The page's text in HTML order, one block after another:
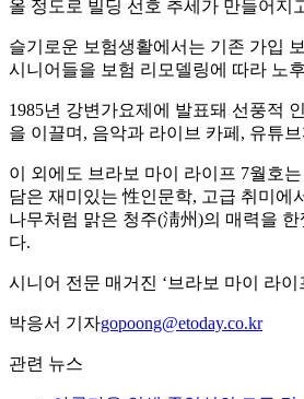
올 정도로 빌딩 선호 추세가 만들어지
슬기로운 보험생활에서는 기존 가입
시니어들을 보험 리모델링에 따라 노
1985년 강변가요제에 발표돼 선풍적
을 이끌며, 음악과 라이브 카페, 유튜
이 외에도 브라보 마이 라이프 7월호
담은 재미있는 性인문학, 고급 취미에
나무처럼 맑은 청주(淸州)의 매력을
다.
시니어 전문 매거진 ‘브라보 마이 라
박응서 기자gopoong@etoday.co.kr
관련 뉴스